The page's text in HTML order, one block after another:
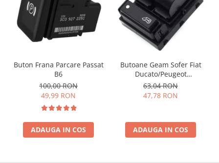
Buton Frana Parcare Passat
B6
100,00 RON
49,99 RON
ADAUGA IN COS
Butoane Geam Sofer Fiat
Ducato/Peugeot
Boxer/Citroen Jumper
63,04 RON
47,78 RON
ADAUGA IN COS